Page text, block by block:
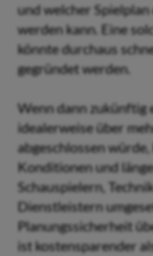
und welcher
werden kann. Eine
könnte durchaus
gegründet werden.
Wenn dann zukünftig
idealerweise über
abgeschlossen
Konditionen und
Schauspielern,
Dienstleistern
Planungssicherheit
ist kostensparender